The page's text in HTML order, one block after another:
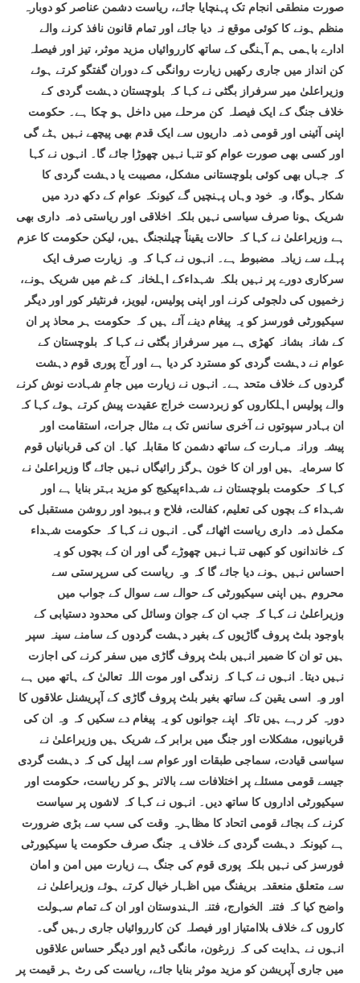
صورت منطقی انجام تک پہنچایا جائے، ریاست دشمن عناصر کو دوبارہ
منظم ہونے کا کوئی موقع نہ دیا جائے اور تمام قانون نافذ کرنے والے
ادارے باہمی ہم آہنگی کے ساتھ کارروائیاں مزید موثر، تیز اور فیصلہ
کن انداز میں جاری رکھیں زیارت روانگی کے دوران گفتگو کرتے ہوئے
وزیراعلیٰ میر سرفراز بگٹی نے کہا کہ بلوچستان دہشت گردی کے
خلاف جنگ کے ایک فیصلہ کن مرحلے میں داخل ہو چکا ہے۔ حکومت
اپنی آئینی اور قومی ذمہ داریوں سے ایک قدم بھی پیچھے نہیں ہٹے گی
اور کسی بھی صورت عوام کو تنہا نہیں چھوڑا جائے گا۔ انہوں نے کہا
کہ جہاں بھی کوئی بلوچستانی مشکل، مصیبت یا دہشت گردی کا
شکار ہوگا، وہ خود وہاں پہنچیں گے کیونکہ عوام کے دکھ درد میں
شریک ہونا صرف سیاسی نہیں بلکہ اخلاقی اور ریاستی ذمہ داری بھی
ہے وزیراعلیٰ نے کہا کہ حالات یقیناً چیلنجنگ ہیں، لیکن حکومت کا عزم
پہلے سے زیادہ مضبوط ہے۔ انہوں نے کہا کہ وہ زیارت صرف ایک
سرکاری دورے پر نہیں بلکہ شہداءکے اہلخانہ کے غم میں شریک ہونے،
زخمیوں کی دلجوئی کرنے اور اپنی پولیس، لیویز، فرنٹیئر کور اور دیگر
سیکیورٹی فورسز کو یہ پیغام دینے آئے ہیں کہ حکومت ہر محاذ پر ان
کے شانہ بشانہ کھڑی ہے میر سرفراز بگٹی نے کہا کہ بلوچستان کے
عوام نے دہشت گردی کو مسترد کر دیا ہے اور آج پوری قوم دہشت
گردوں کے خلاف متحد ہے۔ انہوں نے زیارت میں جامِ شہادت نوش کرنے
والے پولیس اہلکاروں کو زبردست خراج عقیدت پیش کرتے ہوئے کہا کہ
ان بہادر سپوتوں نے آخری سانس تک بے مثال جرات، استقامت اور
پیشہ ورانہ مہارت کے ساتھ دشمن کا مقابلہ کیا۔ ان کی قربانیاں قوم
کا سرمایہ ہیں اور ان کا خون ہرگز رائیگاں نہیں جائے گا وزیراعلیٰ نے
کہا کہ حکومت بلوچستان نے شہداءپیکیج کو مزید بہتر بنایا ہے اور
شہداء کے بچوں کی تعلیم، کفالت، فلاح و بہبود اور روشن مستقبل کی
مکمل ذمہ داری ریاست اٹھائے گی۔ انہوں نے کہا کہ حکومت شہداء
کے خاندانوں کو کبھی تنہا نہیں چھوڑے گی اور ان کے بچوں کو یہ
احساس نہیں ہونے دیا جائے گا کہ وہ ریاست کی سرپرستی سے
محروم ہیں اپنی سیکیورٹی کے حوالے سے سوال کے جواب میں
وزیراعلیٰ نے کہا کہ جب ان کے جوان وسائل کی محدود دستیابی کے
باوجود بلٹ پروف گاڑیوں کے بغیر دہشت گردوں کے سامنے سینہ سپر
ہیں تو ان کا ضمیر انہیں بلٹ پروف گاڑی میں سفر کرنے کی اجازت
نہیں دیتا۔ انہوں نے کہا کہ زندگی اور موت اللہ تعالیٰ کے ہاتھ میں ہے
اور وہ اسی یقین کے ساتھ بغیر بلٹ پروف گاڑی کے آپریشنل علاقوں کا
دورہ کر رہے ہیں تاکہ اپنے جوانوں کو یہ پیغام دے سکیں کہ وہ ان کی
قربانیوں، مشکلات اور جنگ میں برابر کے شریک ہیں وزیراعلیٰ نے
سیاسی قیادت، سماجی طبقات اور عوام سے اپیل کی کہ دہشت گردی
جیسے قومی مسئلے پر اختلافات سے بالاتر ہو کر ریاست، حکومت اور
سیکیورٹی اداروں کا ساتھ دیں۔ انہوں نے کہا کہ لاشوں پر سیاست
کرنے کے بجائے قومی اتحاد کا مظاہرہ وقت کی سب سے بڑی ضرورت
ہے کیونکہ دہشت گردی کے خلاف یہ جنگ صرف حکومت یا سیکیورٹی
فورسز کی نہیں بلکہ پوری قوم کی جنگ ہے زیارت میں امن و امان
سے متعلق منعقدہ بریفنگ میں اظہار خیال کرتے ہوئے وزیراعلیٰ نے
واضح کیا کہ فتنہ الخوارج، فتنہ الہندوستان اور ان کے تمام سہولت
کاروں کے خلاف بلاامتیاز اور فیصلہ کن کارروائیاں جاری رہیں گی۔
انہوں نے ہدایت کی کہ زرغون، مانگی ڈیم اور دیگر حساس علاقوں
میں جاری آپریشن کو مزید موثر بنایا جائے، ریاست کی رٹ ہر قیمت پر